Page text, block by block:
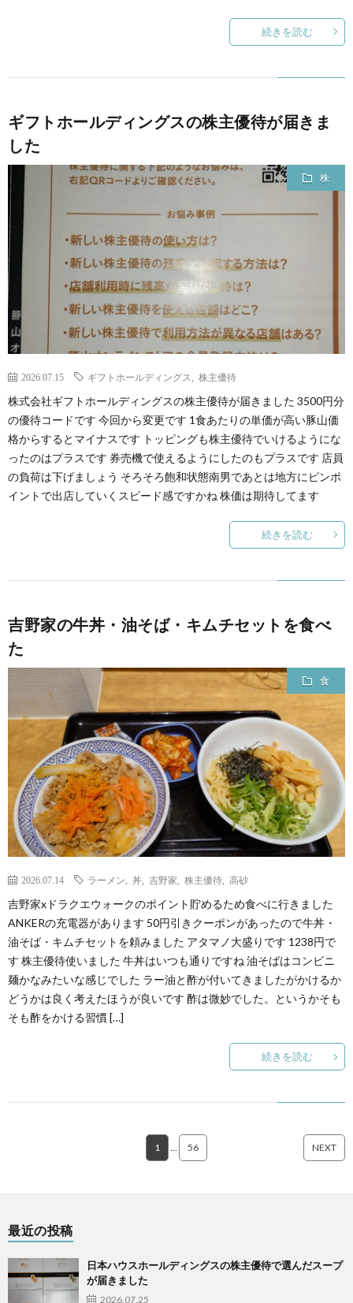
続きを読む
ギフトホールディングスの株主優待が届きま
した
株
2026.07.15 ギフトホールディングス 株主優待
株式会社ギフトホールディングスの株主優待が届きました 3500円分
の優待コードです 今回から変更です 1食あたりの単価が高い豚山価
格からするとマイナスです トッピングも株主優待でいけるようにな
ったのはプラスです 券売機で使えるようにしたのもプラスです 店員
の負荷は下げましょう そろそろ飽和状態南男であとは地方にピンポ
イントで出店していくスピード感ですかね 株価は期待してます
続きを読む
吉野家の牛丼・油そば・キムチセットを食べ
た
食
2026.07.14 ラーメン 丼 吉野家 株主優待 高砂
吉野家xドラクエウォークのポイント貯めるため食べに行きました
ANKERの充電器があります 50円引きクーポンがあったので牛丼・
油そば・キムチセットを頼みました アタマノ大盛りです 1238円で
す 株主優待使いました 牛丼はいつも通りですね 油そばはコンビニ
麺かなみたいな感じでした ラー油と酢が付いてきましたがかけるか
どうかは良く考えたほうが良いです 酢は微妙でした。というかそも
そも酢をかける習慣 […]
続きを読む
1 … 56 NEXT
最近の投稿
日本ハウスホールディングスの株主優待で選んだスープ
が届きました
2026.07.25